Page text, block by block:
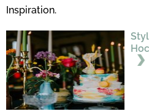
Inspiration.